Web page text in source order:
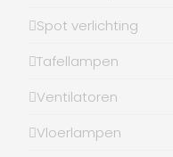
Spot verlichting
Tafellampen
Ventilatoren
Vloerlampen